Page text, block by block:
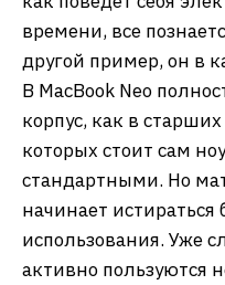
времени, все
другой пример, он в
В MacBook Neo
корпус, как в
которых стоит сам
стандартными. Но
начинает
использования. Уже
активно пользуются